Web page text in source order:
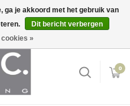
Inloggen
0
ga je akkoord met het gebruik van
Dit bericht verbergen
»